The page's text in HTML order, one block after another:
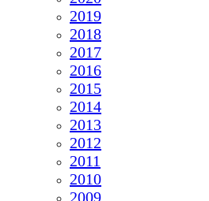
2019
2018
2017
2016
2015
2014
2013
2012
2011
2010
2009